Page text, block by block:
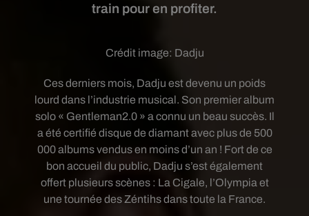
train pour en profiter.
Crédit image: Dadju
Ces derniers mois, Dadju est devenu un poids
lourd dans l’industrie musical. Son premier album
solo « Gentleman2.0 » a connu un beau succès. Il
a été certifié disque de diamant avec plus de 500
000 albums vendus en moins d’un an ! Fort de ce
bon accueil du public, Dadju s’est également
offert plusieurs scènes : La Cigale, l’Olympia et
une tournée des Zéntihs dans toute la France.